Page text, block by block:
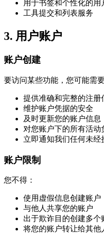
用于书签和个性化的用
工具提交和列表服务
3. 用户账户
账户创建
要访问某些功能，您可能需
提供准确和完整的注册
维护账户凭据的安全
及时更新您的账户信息
对您账户下的所有活动
立即通知我们任何未经
账户限制
您不得：
使用虚假信息创建账户
与他人共享您的账户
出于欺诈目的创建多个
将您的账户转让给其他